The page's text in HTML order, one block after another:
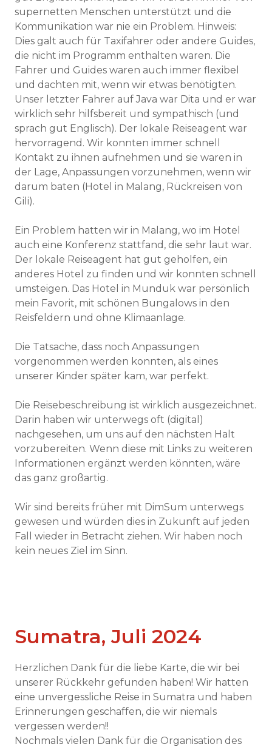
supernetten Menschen unterstützt und die
Kommunikation war nie ein Problem. Hinweis:
Dies galt auch für Taxifahrer oder andere Guides,
die nicht im Programm enthalten waren. Die
Fahrer und Guides waren auch immer flexibel
und dachten mit, wenn wir etwas benötigten.
Unser letzter Fahrer auf Java war Dita und er war
wirklich sehr hilfsbereit und sympathisch (und
sprach gut Englisch). Der lokale Reiseagent war
hervorragend. Wir konnten immer schnell
Kontakt zu ihnen aufnehmen und sie waren in
der Lage, Anpassungen vorzunehmen, wenn wir
darum baten (Hotel in Malang, Rückreisen von
Gili).
Ein Problem hatten wir in Malang, wo im Hotel
auch eine Konferenz stattfand, die sehr laut war.
Der lokale Reiseagent hat gut geholfen, ein
anderes Hotel zu finden und wir konnten schnell
umsteigen. Das Hotel in Munduk war persönlich
mein Favorit, mit schönen Bungalows in den
Reisfeldern und ohne Klimaanlage.
Die Tatsache, dass noch Anpassungen
vorgenommen werden konnten, als eines
unserer Kinder später kam, war perfekt.
Die Reisebeschreibung ist wirklich ausgezeichnet.
Darin haben wir unterwegs oft (digital)
nachgesehen, um uns auf den nächsten Halt
vorzubereiten. Wenn diese mit Links zu weiteren
Informationen ergänzt werden könnten, wäre
das ganz großartig.
Wir sind bereits früher mit DimSum unterwegs
gewesen und würden dies in Zukunft auf jeden
Fall wieder in Betracht ziehen. Wir haben noch
kein neues Ziel im Sinn.
Sumatra, Juli 2024
Herzlichen Dank für die liebe Karte, die wir bei
unserer Rückkehr gefunden haben! Wir hatten
eine unvergessliche Reise in Sumatra und haben
Erinnerungen geschaffen, die wir niemals
vergessen werden!!
Nochmals vielen Dank für die Organisation des